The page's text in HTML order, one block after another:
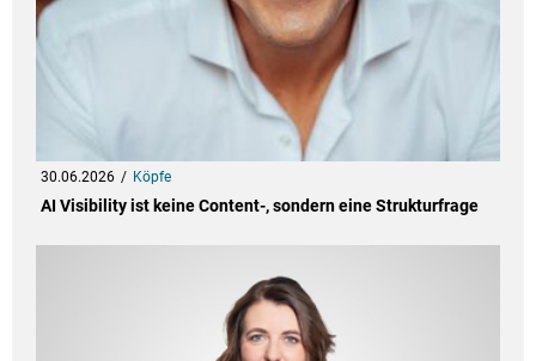
30.06.2026 Köpfe
AI Visibility ist keine Content-, sondern eine Strukturfrage